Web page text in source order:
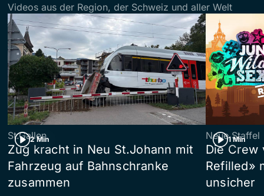
Videos aus der Region, der Schweiz und aller Welt
2 Min
St.Gallen
Zug kracht in Neu St.Johann mit
Fahrzeug auf Bahnschranke
zusammen
1 Min
Neue Staffel
Die Crew
Refilled»
unsicher